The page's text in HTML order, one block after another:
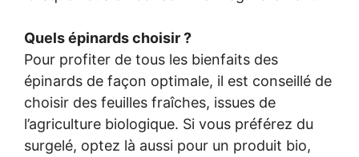
Quels épinards choisir ?
Pour profiter de tous les bienfaits des
épinards de façon optimale, il est conseillé de
choisir des feuilles fraîches, issues de
l’agriculture biologique. Si vous préférez du
surgelé, optez là aussi pour un produit bio,